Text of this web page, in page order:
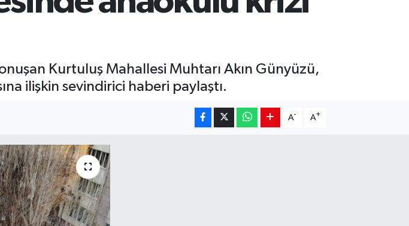
Kurtuluş Mahallesi Muhtarı Akın Günyüzü,
ilişkin sevindirici haberi paylaştı.
A- A+